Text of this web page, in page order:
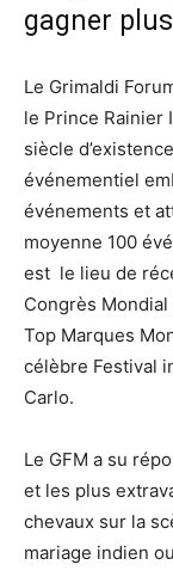
gagner
Le Grimaldi
le Prince Rainier
siècle
événementiel
événements et
moyenne 100
est le lieu de
Congrès
Top Marques
célèbre Festival
Carlo.
Le GFM a su
et les plus
chevaux sur la
mariage indien